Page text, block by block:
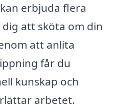
erbjuda flera
att sköta om din
att anlita
får du
kunskap och
arbetet.